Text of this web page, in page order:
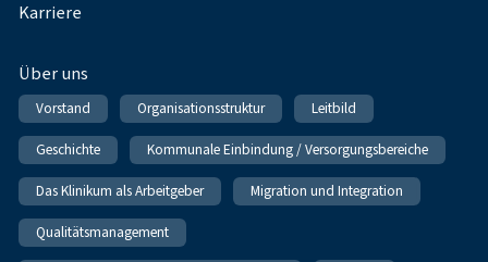
Karriere
Über uns
Vorstand Organisationsstruktur Leitbild
Geschichte Kommunale Einbindung / Versorgungsbereiche
Das Klinikum als Arbeitgeber Migration und Integration
Qualitätsmanagement